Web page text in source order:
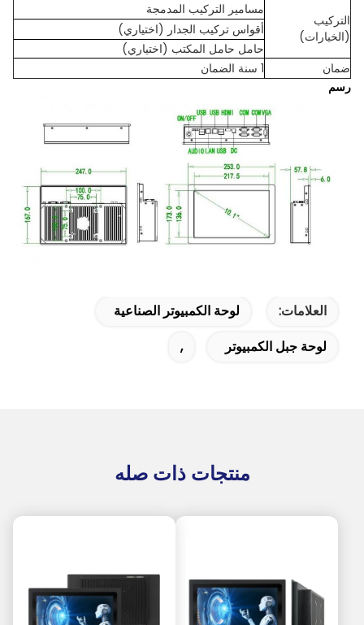
التركيب
(الخيارات)
مسامير التركيب المدمجة
أقواس تركيب الجدار (اختياري)
حامل حامل المكتب (اختياري)
ضمان
1 سنة الضمان
رسم
العلامات:
لوحة الكمبيوتر الصناعية
لوحة جبل الكمبيوتر
,
منتجات ذات صله